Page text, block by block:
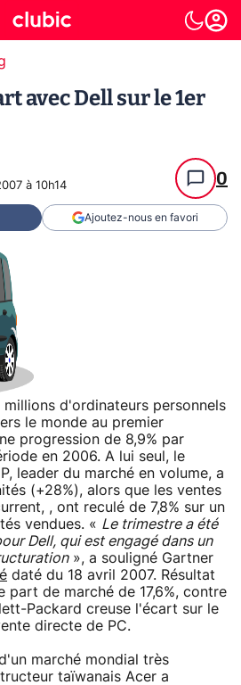
avec Dell sur le 1er
à 10h14 0
Ajoutez-nous en favori
millions d'ordinateurs personnels
le monde au premier
progression de 8,9% par
en 2006. A lui seul, le
leader du marché en volume, a
(+28%), alors que les ventes
, ont reculé de 7,8% sur un
vendues. « Le trimestre a été
Dell, qui est engagé dans un
», a souligné Gartner
daté du 18 avril 2007. Résultat
part de marché de 17,6%, contre
Packard creuse l'écart sur le
directe de PC.
marché mondial très
taïwanais Acer a